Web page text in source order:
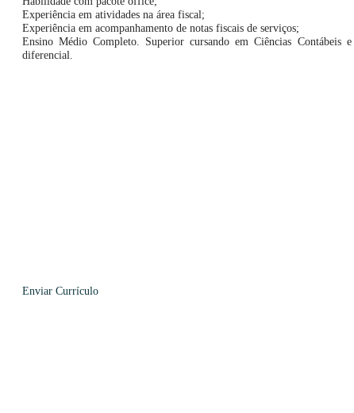
Experiência em atividades na área fiscal;
Experiência em acompanhamento de notas fiscais de serviços;
Ensino Médio Completo. Superior cursando em Ciências Contábeis
diferencial.
Enviar Currículo